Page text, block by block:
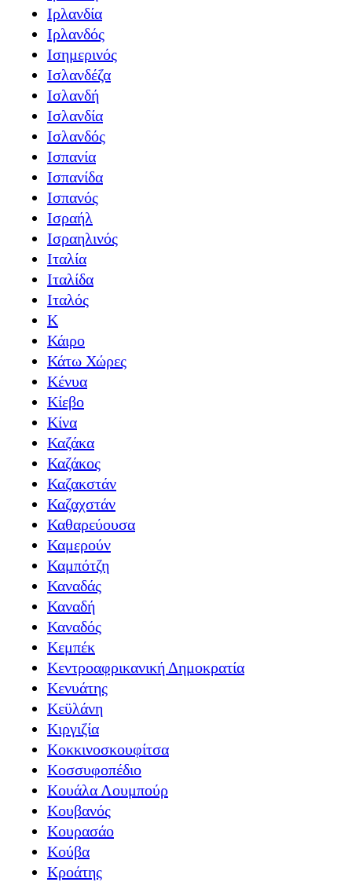
Ιρλανδία
Ιρλανδός
Ισημερινός
Ισλανδέζα
Ισλανδή
Ισλανδία
Ισλανδός
Ισπανία
Ισπανίδα
Ισπανός
Ισραήλ
Ισραηλινός
Ιταλία
Ιταλίδα
Ιταλός
Κ
Κάιρο
Κάτω Χώρες
Κένυα
Κίεβο
Κίνα
Καζάκα
Καζάκος
Καζακστάν
Καζαχστάν
Καθαρεύουσα
Καμερούν
Καμπότζη
Καναδάς
Καναδή
Καναδός
Κεμπέκ
Κεντροαφρικανική Δημοκρατία
Κενυάτης
Κεϋλάνη
Κιργιζία
Κοκκινοσκουφίτσα
Κοσσυφοπέδιο
Κουάλα Λουμπούρ
Κουβανός
Κουρασάο
Κούβα
Κροάτης